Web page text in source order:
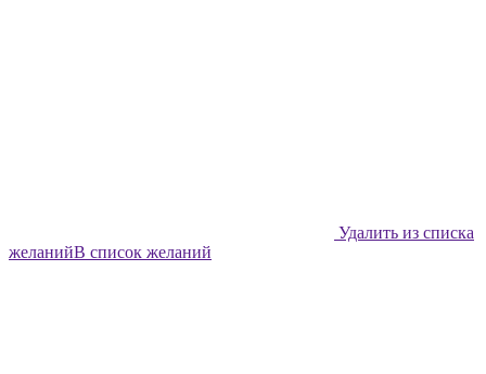
Удалить из списка
желанийВ список желаний